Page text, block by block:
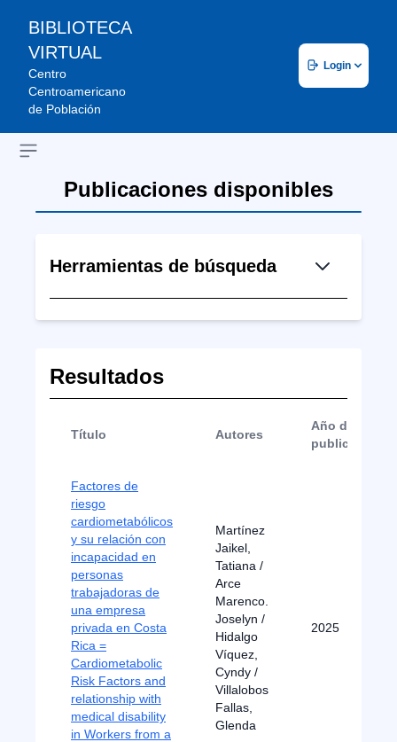
BIBLIOTECA
VIRTUAL
Centro
Centroamericano
de Población
Login
Open sidebar
Publicaciones disponibles
Herramientas de búsqueda
Resultados
Título Autores
Año de
publicación
Factores de
riesgo
cardiometabólicos
y su relación con
incapacidad en
personas
trabajadoras de
una empresa
privada en Costa
Rica =
Cardiometabolic
Risk Factors and
relationship with
medical disability
in Workers from a
Martínez
Jaikel,
Tatiana /
Arce
Marenco.
Joselyn /
Hidalgo
Víquez,
Cyndy /
Villalobos
Fallas,
Glenda
2025